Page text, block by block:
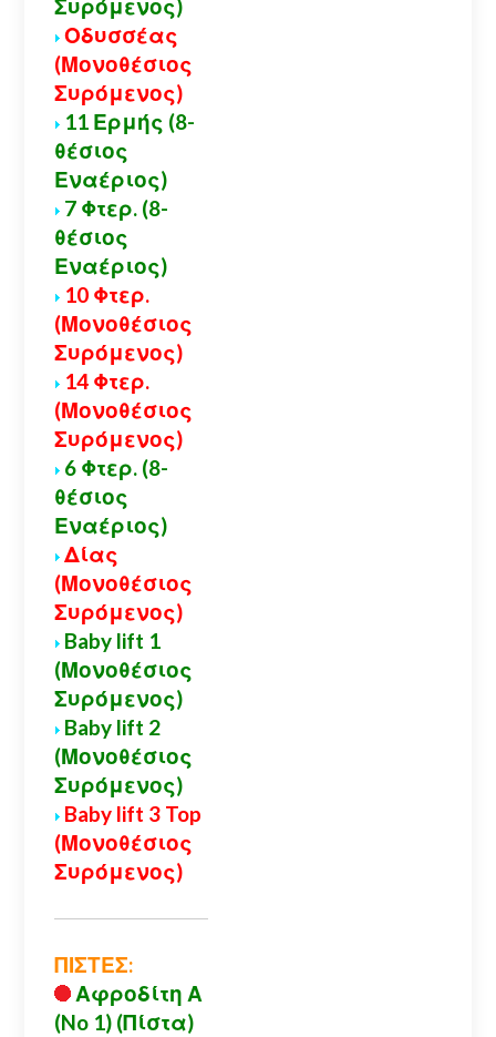
Συρόμενος)
Οδυσσέας
(Μονοθέσιος
Συρόμενος)
11 Ερμής (8-
θέσιος
Εναέριος)
7 Φτερ. (8-
θέσιος
Εναέριος)
10 Φτερ.
(Μονοθέσιος
Συρόμενος)
14 Φτερ.
(Μονοθέσιος
Συρόμενος)
6 Φτερ. (8-
θέσιος
Εναέριος)
Δίας
(Μονοθέσιος
Συρόμενος)
Baby lift 1
(Μονοθέσιος
Συρόμενος)
Baby lift 2
(Μονοθέσιος
Συρόμενος)
Baby lift 3 Top
(Μονοθέσιος
Συρόμενος)
ΠΙΣΤΕΣ:
Αφροδίτη Α
(No 1) (Πίστα)